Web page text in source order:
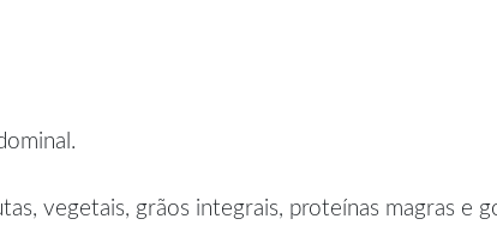
vegetais, grãos integrais, proteínas magras e